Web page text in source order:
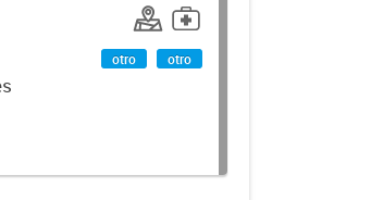
otro otro